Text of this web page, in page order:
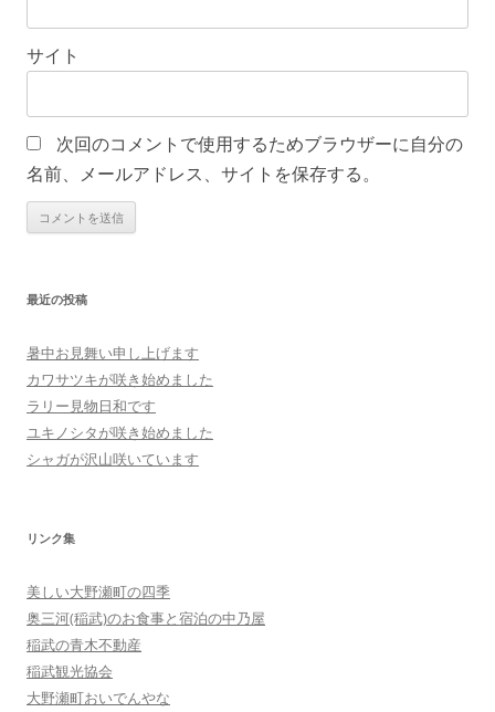
サイト
次回のコメントで使用するためブラウザーに自分の
名前、メールアドレス、サイトを保存する。
最近の投稿
暑中お見舞い申し上げます
カワサツキが咲き始めました
ラリー見物日和です
ユキノシタが咲き始めました
シャガが沢山咲いています
リンク集
美しい大野瀬町の四季
奥三河(稲武)のお食事と宿泊の中乃屋
稲武の青木不動産
稲武観光協会
大野瀬町おいでんやな